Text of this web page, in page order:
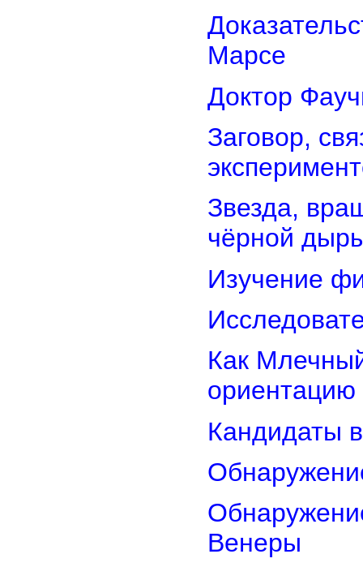
Марсе
Доктор
Заговор,
Звезда,
чёрной
Изучение
Как
ориентацию
Кандидаты
Венеры